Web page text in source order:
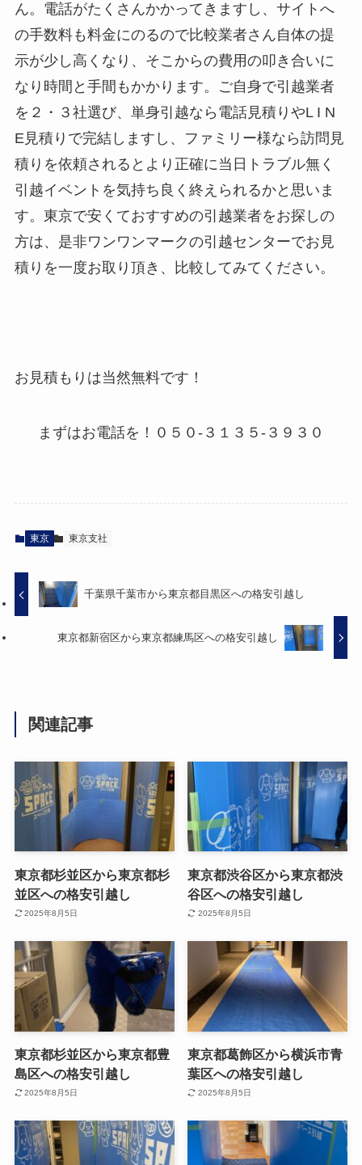
ん。電話がたくさんかかってきますし、サイトへ
の手数料も料金にのるので比較業者さん自体の提
示が少し高くなり、そこからの費用の叩き合いに
なり時間と手間もかかります。ご自身で引越業者
を２・３社選び、単身引越なら電話見積りやL I N
E見積りで完結しますし、ファミリー様なら訪問見
積りを依頼されるとより正確に当日トラブル無く
引越イベントを気持ち良く終えられるかと思いま
す。東京で安くておすすめの引越業者をお探しの
方は、是非ワンワンマークの引越センターでお見
積りを一度お取り頂き、比較してみてください。
お見積もりは当然無料です！
まずはお電話を！０５０-３１３５-３９３０
東京 東京支社
千葉県千葉市から東京都目黒区への格安引越し
東京都新宿区から東京都練馬区への格安引越し
関連記事
東京都杉並区から東京都杉
並区への格安引越し
2025年8月5日
東京都渋谷区から東京都渋
谷区への格安引越し
2025年8月5日
東京都杉並区から東京都豊
島区への格安引越し
2025年8月5日
東京都葛飾区から横浜市青
葉区への格安引越し
2025年8月5日